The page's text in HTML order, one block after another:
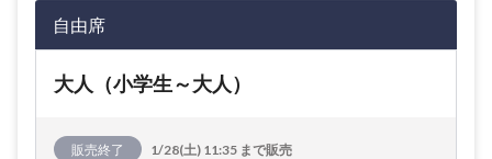
自由席
大人（小学生～大人）
販売終了 1/28(土) 11:35 まで販売